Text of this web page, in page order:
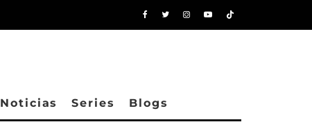
Noticias Series Blogs